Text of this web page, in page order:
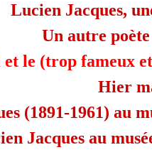
Lucien Jacques,
Un autre
le (trop fameux
Hier
(1891-1961) au
Jacques au